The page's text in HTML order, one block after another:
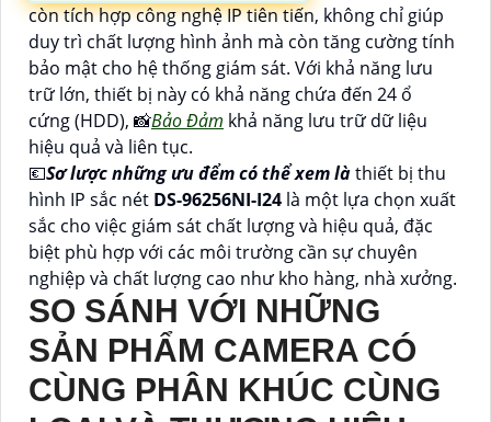
còn tích hợp công nghệ IP tiên tiến, không chỉ giúp
duy trì chất lượng hình ảnh mà còn tăng cường tính
bảo mật cho hệ thống giám sát. Với khả năng lưu
trữ lớn, thiết bị này có khả năng chứa đến 24 ổ
cứng (HDD), 📸Bảo Đảm khả năng lưu trữ dữ liệu
hiệu quả và liên tục.
💶Sơ lược những ưu đểm có thể xem làthiết bị thu
hình IP sắc nét DS-96256NI-I24 là một lựa chọn xuất
sắc cho việc giám sát chất lượng và hiệu quả, đặc
biệt phù hợp với các môi trường cần sự chuyên
nghiệp và chất lượng cao như kho hàng, nhà xưởng.
SO SÁNH VỚI NHỮNG
SẢN PHẨM CAMERA CÓ
CÙNG PHÂN KHÚC CÙNG